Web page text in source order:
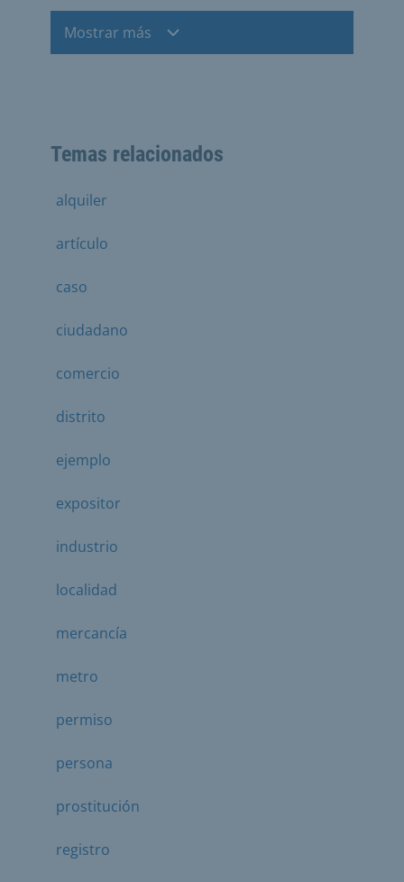
Mostrar más
Temas relacionados
alquiler
artículo
caso
ciudadano
comercio
distrito
ejemplo
expositor
industrio
localidad
mercancía
metro
permiso
persona
prostitución
registro